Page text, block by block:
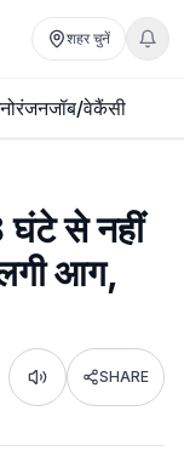
शहर चुनें
जॉब/वेकैंसी
से नहीं
आग,
Listen SHARE